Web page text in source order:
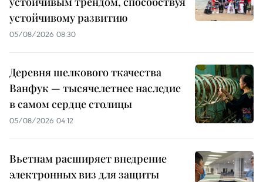
устойчивому развитию
05/08/2026 08:30
Деревня шелкового ткачества
Ванфук — тысячелетнее наследие
в самом сердце столицы
05/08/2026 04:12
Вьетнам расширяет внедрение
электронных виз для защиты